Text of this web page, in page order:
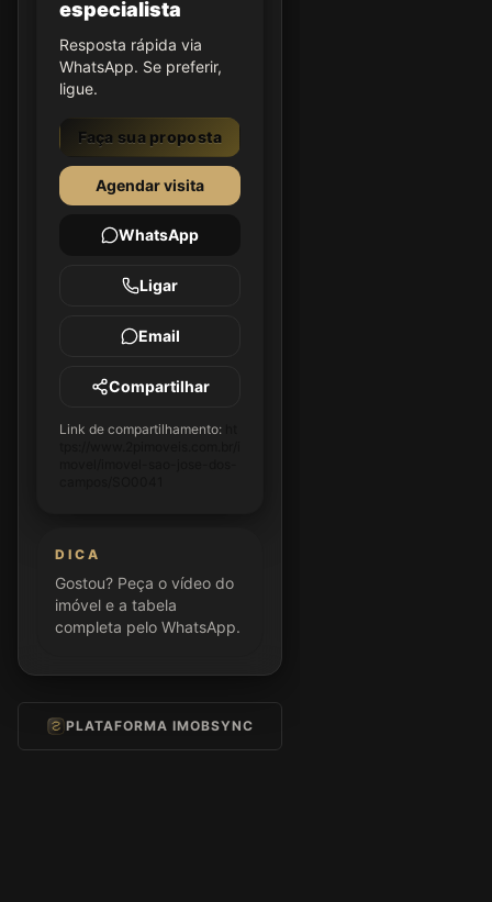
especialista
Resposta rápida via
WhatsApp. Se preferir,
ligue.
Faça sua proposta
Agendar visita
WhatsApp
Ligar
Email
Compartilhar
Link de compartilhamento:
DICA
Gostou? Peça o vídeo do
imóvel e a tabela
completa pelo WhatsApp.
PLATAFORMA IMOBSYNC